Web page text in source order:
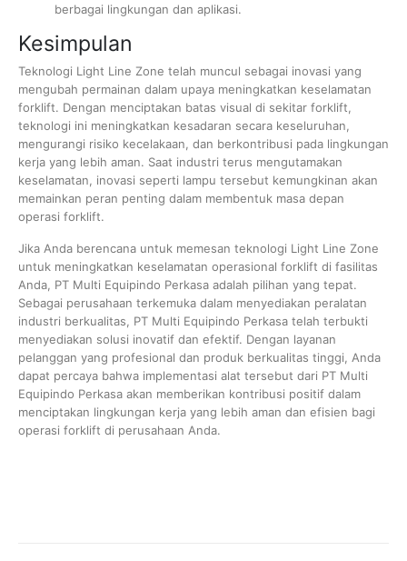
berbagai lingkungan dan aplikasi.
Kesimpulan
Teknologi Light Line Zone telah muncul sebagai inovasi yang
mengubah permainan dalam upaya meningkatkan keselamatan
forklift. Dengan menciptakan batas visual di sekitar forklift,
teknologi ini meningkatkan kesadaran secara keseluruhan,
mengurangi risiko kecelakaan, dan berkontribusi pada lingkungan
kerja yang lebih aman. Saat industri terus mengutamakan
keselamatan, inovasi seperti lampu tersebut kemungkinan akan
memainkan peran penting dalam membentuk masa depan
operasi forklift.
Jika Anda berencana untuk memesan teknologi Light Line Zone
untuk meningkatkan keselamatan operasional forklift di fasilitas
Anda, PT Multi Equipindo Perkasa adalah pilihan yang tepat.
Sebagai perusahaan terkemuka dalam menyediakan peralatan
industri berkualitas, PT Multi Equipindo Perkasa telah terbukti
menyediakan solusi inovatif dan efektif. Dengan layanan
pelanggan yang profesional dan produk berkualitas tinggi, Anda
dapat percaya bahwa implementasi alat tersebut dari PT Multi
Equipindo Perkasa akan memberikan kontribusi positif dalam
menciptakan lingkungan kerja yang lebih aman dan efisien bagi
operasi forklift di perusahaan Anda.